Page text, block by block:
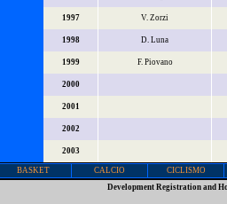
1997 V. Zorzi
1998 D. Luna
1999 F. Piovano
2000
2001
2002
2003
BASKET CALCIO
CICLISMO
Development Registration and